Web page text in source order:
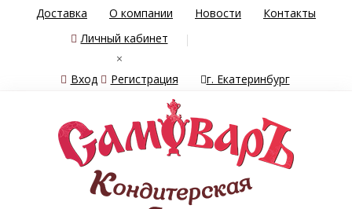
Доставка О компании Новости
Контакты
Личный кабинет
×
Вход
Регистрация г. Екатеринбург